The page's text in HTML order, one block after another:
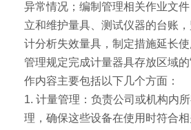
异常情况；编制管理相关作业文
立和维护量具、测试仪器的台账
计分析失效量具，制定措施延长
管理规定完成计量器具存放区域的
作内容主要包括以下几个方面：
1. 计量管理：负责公司或机构内
理，确保这些设备在使用时符合